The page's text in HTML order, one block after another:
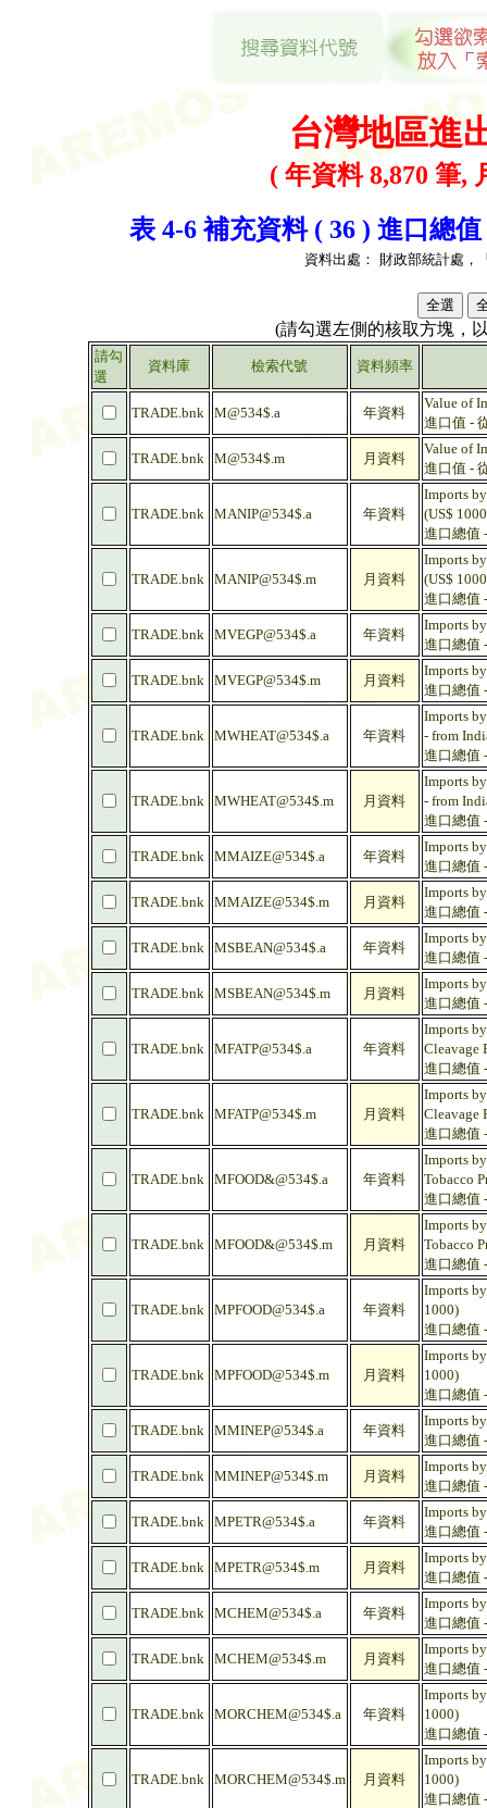
台灣地區進
( 年資料 8,870 筆,
表 4-6 補充資料 ( 36 ) 進口總
資料出處： 財政部統計處，
(請勾選左側的核取方塊，
請勾
選
資料庫 檢索代號 資料頻率
TRADE.bnk M@534$.a 年資料
Value of
進口值 -
TRADE.bnk M@534$.m 月資料
Value of
進口值 -
TRADE.bnk MANIP@534$.a 年資料
Imports
(US$
進口總值
TRADE.bnk MANIP@534$.m 月資料
Imports
(US$
進口總值
TRADE.bnk MVEGP@534$.a 年資料
Imports
進口總值
TRADE.bnk MVEGP@534$.m 月資料
Imports
進口總值
TRADE.bnk MWHEAT@534$.a 年資料
Imports
- from
進口總值
TRADE.bnk MWHEAT@534$.m 月資料
Imports
- from
進口總值
TRADE.bnk MMAIZE@534$.a 年資料
Imports
進口總值
TRADE.bnk MMAIZE@534$.m 月資料
Imports
進口總值
TRADE.bnk MSBEAN@534$.a 年資料
Imports
進口總值
TRADE.bnk MSBEAN@534$.m 月資料
Imports
進口總值
TRADE.bnk MFATP@534$.a 年資料
Imports
Cleavage
進口總值
TRADE.bnk MFATP@534$.m 月資料
Imports
Cleavage
進口總值
TRADE.bnk MFOOD&@534$.a 年資料
Imports
Tobacco
進口總值
TRADE.bnk MFOOD&@534$.m 月資料
Imports
Tobacco
進口總值
TRADE.bnk MPFOOD@534$.a 年資料
Imports
1000)
進口總值
TRADE.bnk MPFOOD@534$.m 月資料
Imports
1000)
進口總值
TRADE.bnk MMINEP@534$.a 年資料
Imports
進口總值
TRADE.bnk MMINEP@534$.m 月資料
Imports
進口總值
TRADE.bnk MPETR@534$.a 年資料
Imports
進口總值
TRADE.bnk MPETR@534$.m 月資料
Imports
進口總值
TRADE.bnk MCHEM@534$.a 年資料
Imports
進口總值
TRADE.bnk MCHEM@534$.m 月資料
Imports
進口總值
TRADE.bnk MORCHEM@534$.a 年資料
Imports
1000)
進口總值
TRADE.bnk MORCHEM@534$.m 月資料
Imports
1000)
進口總值